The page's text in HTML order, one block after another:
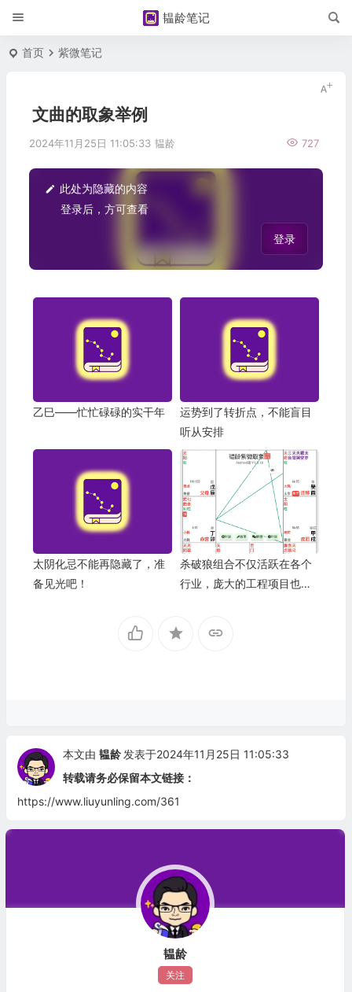
韫龄笔记
首页 紫微笔记
文曲的取象举例
2024年11月25日 11:05:33 韫龄 727
此处为隐藏的内容
登录后，方可查看
登录
乙巳——忙忙碌碌的实干年
运势到了转折点，不能盲目
听从安排
太阴化忌不能再隐藏了，准
备见光吧！
杀破狼组合不仅活跃在各个
行业，庞大的工程项目也是
本文由 韫龄 发表于2024年11月25日 11:05:33
转载请务必保留本文链接：
https://www.liuyunling.com/361
韫龄
关注